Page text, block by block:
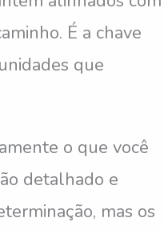
É a chave
que
o que você
detalhado e
mas os